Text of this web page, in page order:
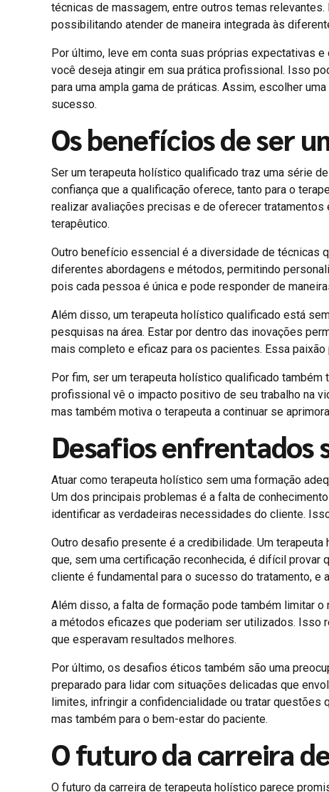
técnicas de massagem, entre outros temas
possibilitando atender de maneira integrada às
Por último, leve em conta suas próprias expectativas
você deseja atingir em sua prática profissional. Isso
para uma ampla gama de práticas. Assim, escolher
sucesso.
Os benefícios de ser
Ser um terapeuta holístico qualificado traz uma série
confiança que a qualificação oferece, tanto para o
realizar avaliações precisas e de oferecer
terapêutico.
Outro benefício essencial é a diversidade de técnicas
diferentes abordagens e métodos, permitindo
pois cada pessoa é única e pode responder de
Além disso, um terapeuta holístico qualificado está
pesquisas na área. Estar por dentro das inovações
mais completo e eficaz para os pacientes. Essa
Por fim, ser um terapeuta holístico qualificado
profissional vê o impacto positivo de seu trabalho na
mas também motiva o terapeuta a continuar se
Desafios enfrentados
Atuar como terapeuta holístico sem uma formação
Um dos principais problemas é a falta de
identificar as verdadeiras necessidades do cliente.
Outro desafio presente é a credibilidade. Um
que, sem uma certificação reconhecida, é difícil
cliente é fundamental para o sucesso do tratamento, e
Além disso, a falta de formação pode também limitar
a métodos eficazes que poderiam ser utilizados. Isso
que esperavam resultados melhores.
Por último, os desafios éticos também são uma
preparado para lidar com situações delicadas que
limites, infringir a confidencialidade ou tratar
mas também para o bem-estar do paciente.
O futuro da carreira
O futuro da carreira de terapeuta holístico parece